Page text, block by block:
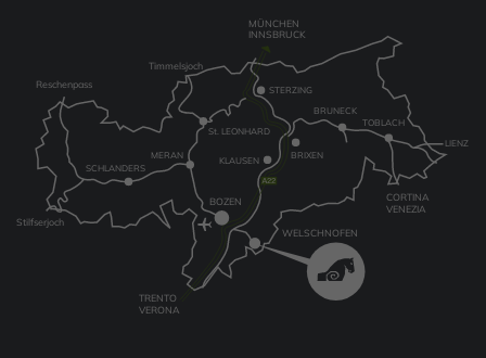
KLAUSEN
BRIXEN
WELSCHNOFEN
LIENZ
BRUNECK
TOBLACH
STERZING
MÜNCHEN
INNSBRUCK
CORTINA
VENEZIA
TRENTO
VERONA
BOZEN
MERAN
SCHLANDERS
St. LEONHARD
Timmelsjoch
Reschenpass
Stilfserjoch